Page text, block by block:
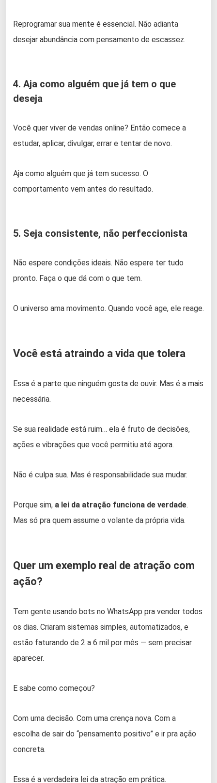
Reprogramar sua mente é essencial. Não adianta
desejar abundância com pensamento de escassez.
4. Aja como alguém que já tem o que
deseja
Você quer viver de vendas online? Então comece a
estudar, aplicar, divulgar, errar e tentar de novo.
Aja como alguém que já tem sucesso. O
comportamento vem antes do resultado.
5. Seja consistente, não perfeccionista
Não espere condições ideais. Não espere ter tudo
pronto. Faça o que dá com o que tem.
O universo ama movimento. Quando você age, ele reage.
Você está atraindo a vida que tolera
Essa é a parte que ninguém gosta de ouvir. Mas é a mais
necessária.
Se sua realidade está ruim… ela é fruto de decisões,
ações e vibrações que você permitiu até agora.
Não é culpa sua. Mas é responsabilidade sua mudar.
Porque sim, a lei da atração funciona de verdade.
Mas só pra quem assume o volante da própria vida.
Quer um exemplo real de atração com
ação?
Tem gente usando bots no WhatsApp pra vender todos
os dias. Criaram sistemas simples, automatizados, e
estão faturando de 2 a 6 mil por mês — sem precisar
aparecer.
E sabe como começou?
Com uma decisão. Com uma crença nova. Com a
escolha de sair do “pensamento positivo” e ir pra ação
concreta.
Essa é a verdadeira lei da atração em prática.